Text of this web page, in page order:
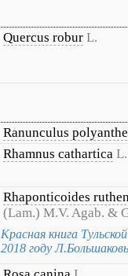
Quercus robur L.
Ranunculus
Rhamnus cathartica L.
Rhaponticoides
(Lam.) M.V. Agab. &
Красная книга
2018 году